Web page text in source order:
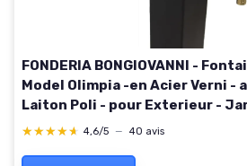
FONDERIA BONGIOVANNI -
Model Olimpia -en Acier Verni -
Laiton Poli - pour Exterieur -
Fontaine d'exterieur
★★★★★
★★★★★ 4,6/5 — 40 avis